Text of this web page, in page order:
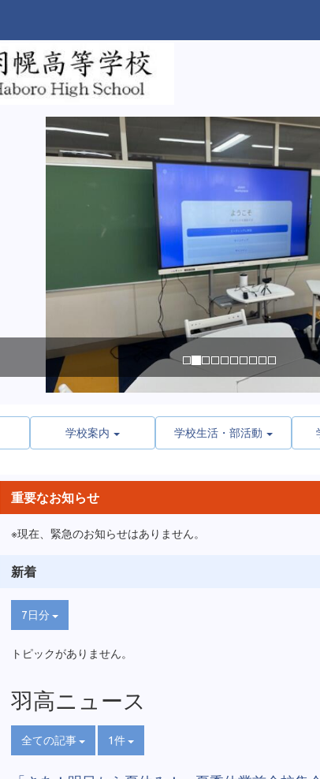
学校案内 学校生活・部活動
重要なお知らせ
※現在、緊急のお知らせはありません。
新着
7日分
トピックがありません。
羽高ニュース
全ての記事 1件